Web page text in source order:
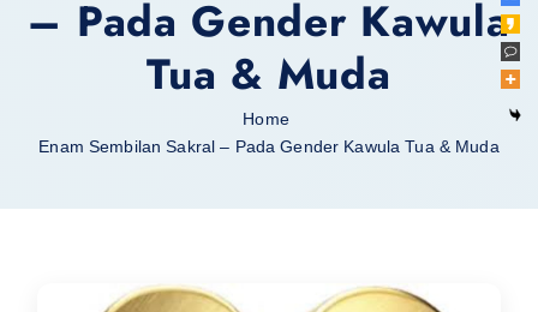
– Pada Gender Kawula
Tua & Muda
Home
Enam Sembilan Sakral – Pada Gender Kawula Tua & Muda